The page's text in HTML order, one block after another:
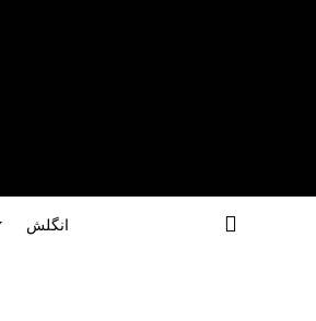
انگلش